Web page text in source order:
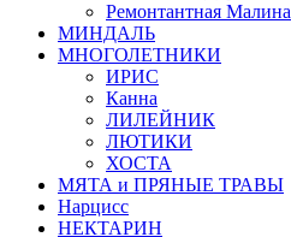
Ремонтантная Малина
МИНДАЛЬ
МНОГОЛЕТНИКИ
ИРИС
Канна
ЛИЛЕЙНИК
ЛЮТИКИ
ХОСТА
МЯТА и ПРЯНЫЕ ТРАВЫ
Нарцисс
НЕКТАРИН